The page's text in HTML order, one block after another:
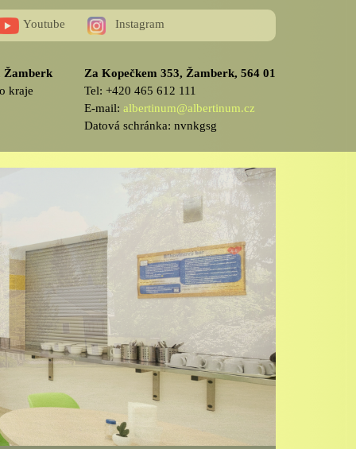
Youtube Instagram
Za Kopečkem 353, Žamberk, 564 01
Tel: +420 465 612 111
E-mail:albertinum@albertinum.cz
Datová schránka: nvnkgsg
Žamberk
kraje